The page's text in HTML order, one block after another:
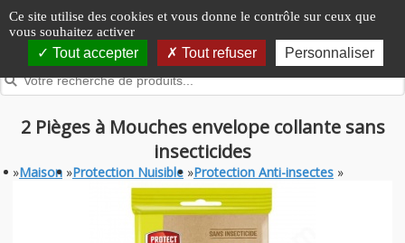
Panneau de gestion des cookies
Ce site utilise des cookies et vous donne le contrôle sur ceux que
vous souhaitez activer
Tout accepter Tout refuser Personnaliser
2 Pièges à Mouches envelope collante sans
insecticides
»Maison »Protection Nuisible »Protection Anti-insectes »